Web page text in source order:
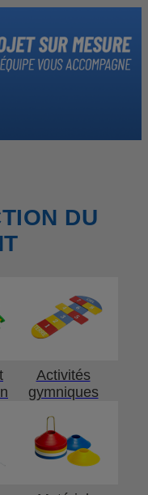
DU
Activités
gymniques